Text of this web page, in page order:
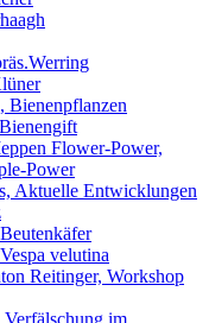
Bienenpflanzen
Flower-Power,
Power
Aktuelle Entwicklungen
velutina
Reitinger, Workshop
im